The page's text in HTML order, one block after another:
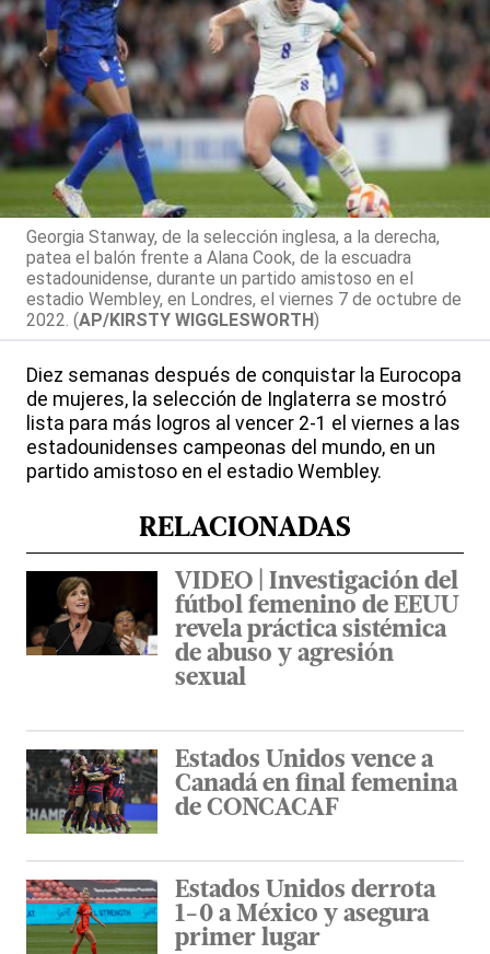
Georgia Stanway, de la selección inglesa, a la derecha,
patea el balón frente a Alana Cook, de la escuadra
estadounidense, durante un partido amistoso en el
estadio Wembley, en Londres, el viernes 7 de octubre de
2022. (AP/KIRSTY WIGGLESWORTH)
Diez semanas después de conquistar la Eurocopa
de mujeres, la selección de Inglaterra se mostró
lista para más logros al vencer 2-1 el viernes a las
estadounidenses campeonas del mundo, en un
partido amistoso en el estadio Wembley.
RELACIONADAS
VIDEO | Investigación del
fútbol femenino de EEUU
revela práctica sistémica
de abuso y agresión
sexual
Estados Unidos vence a
Canadá en final femenina
de CONCACAF
Estados Unidos derrota
1-0 a México y asegura
primer lugar